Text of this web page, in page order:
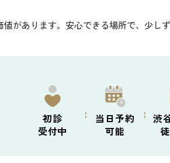
があります。安心できる場所で、少し
初診
受付中
当日予約
可能
渋